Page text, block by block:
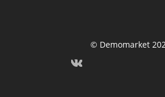
© Demomarket